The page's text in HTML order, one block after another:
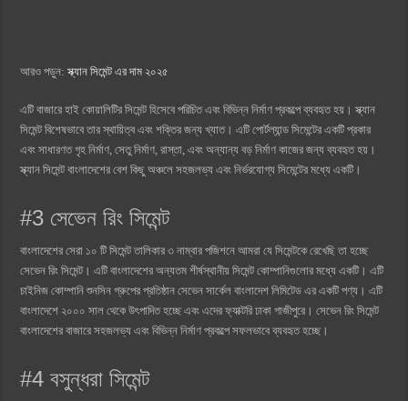
আরও পড়ুন:স্ক্যান সিমেন্ট এর দাম ২০২৫
এটি বাজারে হাই কোয়ালিটির সিমেন্ট হিসেবে পরিচিত এবং বিভিন্ন নির্মাণ প্রকল্পে ব্যবহৃত হয়। স্ক্যান
সিমেন্ট বিশেষভাবে তার স্থায়িত্ব এবং শক্তির জন্য খ্যাত। এটি পোর্টল্যান্ড সিমেন্টের একটি প্রকার
এবং সাধারণত গৃহ নির্মাণ, সেতু নির্মাণ, রাস্তা, এবং অন্যান্য বড় নির্মাণ কাজের জন্য ব্যবহৃত হয়।
স্ক্যান সিমেন্ট বাংলাদেশের বেশ কিছু অঞ্চলে সহজলভ্য এবং নির্ভরযোগ্য সিমেন্টের মধ্যে একটি।
#3 সেভেন রিং সিমেন্ট
বাংলাদেশের সেরা ১০ টি সিমেন্ট তালিকার ৩ নাম্বার পজিশনে আমরা যে সিমেন্টকে রেখেছি তা হচ্ছে
সেভেন রিং সিমেন্ট। এটি বাংলাদেশের অন্যতম শীর্ষস্থানীয় সিমেন্ট কোম্পানিগুলোর মধ্যে একটি। এটি
চাইনিজ কোম্পানি শুনসিন গ্রুপের প্রতিষ্ঠান সেভেন সার্কেল বাংলাদেশ লিমিটেড এর একটি পণ্য। এটি
বাংলাদেশে ২০০০ সাল থেকে উৎপাদিত হচ্ছে এবং এদের ফ্যাক্টরি ঢাকা গাজীপুরে। সেভেন রিং সিমেন্ট
বাংলাদেশের বাজারে সহজলভ্য এবং বিভিন্ন নির্মাণ প্রকল্পে সফলভাবে ব্যবহৃত হচ্ছে।
#4 বসুন্ধরা সিমেন্ট